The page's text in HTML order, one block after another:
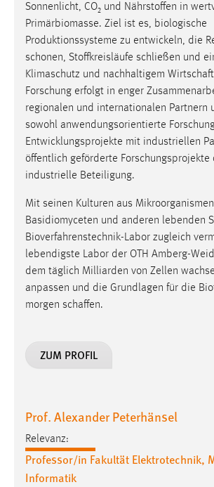
Sonnenlicht, CO₂ und Nährstoffen in
Primärbiomasse. Ziel ist es, biologische
Produktionssysteme zu entwickeln, die
schonen, Stoffkreisläufe schließen und
Klimaschutz und nachhaltigem
Forschung erfolgt in enger
regionalen und internationalen Partnern
sowohl anwendungsorientierte
Entwicklungsprojekte mit industriellen
öffentlich geförderte Forschungsprojekte
industrielle Beteiligung.
Mit seinen Kulturen aus
Basidiomyceten und anderen lebenden
Bioverfahrenstechnik-Labor zugleich
lebendigste Labor der OTH Amberg-
dem täglich Milliarden von Zellen
anpassen und die Grundlagen für die
morgen schaffen.
ZUM PROFIL
Prof. Alexander Peterhänsel
Relevanz:
Professor/in Fakultät Elektrotechnik,
Informatik